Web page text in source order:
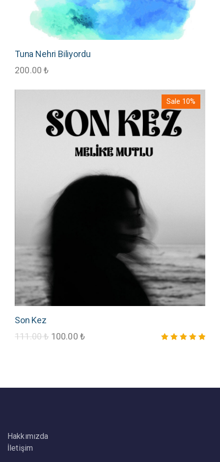
Tuna Nehri Biliyordu
200.00₺
Sale 10%
Son Kez
111.00₺ 100.00 ₺
Hakkımızda
İletişim